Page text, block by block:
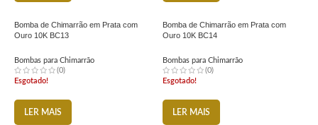
Bomba de Chimarrão em Prata com
Ouro 10K BC13
Bombas para Chimarrão
(0)
Esgotado!
LER MAIS
Bomba de Chimarrão em Prata com
Ouro 10K BC14
Bombas para Chimarrão
(0)
Esgotado!
LER MAIS